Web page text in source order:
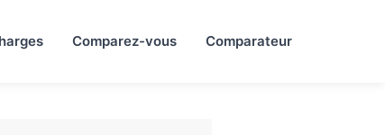
Comparez-vous Comparateur